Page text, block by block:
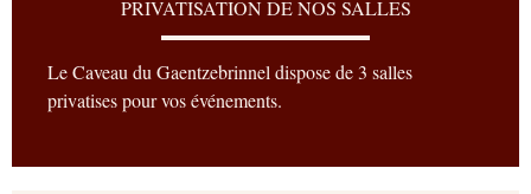
PRIVATISATION DE NOS SALLES
Le Caveau du Gaentzebrinnel dispose de 3 salles
privatises pour vos événements.